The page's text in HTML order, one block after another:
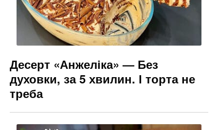
Десерт «Анжеліка» — Без
духовки, за 5 хвилин. І торта не
треба